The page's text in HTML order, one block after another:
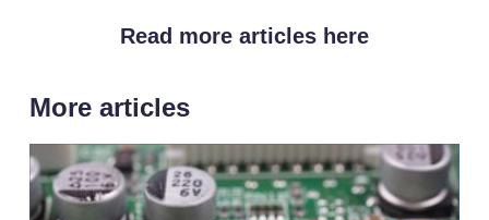
Read more articles here
More articles